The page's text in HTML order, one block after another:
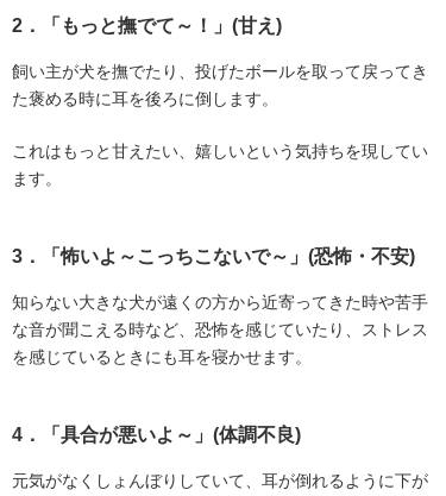
2．「もっと撫でて～！」(甘え)
飼い主が犬を撫でたり、投げたボールを取って戻ってき
た褒める時に耳を後ろに倒します。
これはもっと甘えたい、嬉しいという気持ちを現してい
ます。
3．「怖いよ～こっちこないで～」(恐怖・不安)
知らない大きな犬が遠くの方から近寄ってきた時や苦手
な音が聞こえる時など、恐怖を感じていたり、ストレス
を感じているときにも耳を寝かせます。
4．「具合が悪いよ～」(体調不良)
元気がなくしょんぼりしていて、耳が倒れるように下が